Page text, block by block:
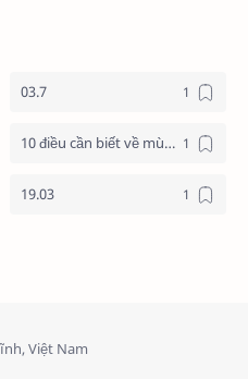
03.7
10 điều cần biết về mùa vọng
19.03
24 giờ cho chúa 2026